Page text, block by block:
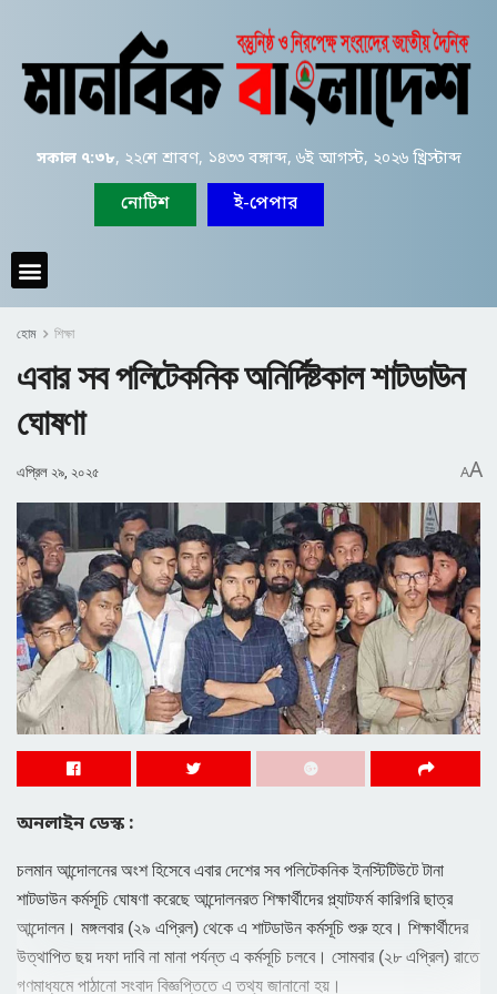
সকাল ৭:৩৮, ২২শে শ্রাবণ, ১৪৩৩ বঙ্গাব্দ, ৬ই আগস্ট, ২০২৬ খ্রিস্টাব্দ
নোটিশ ই-পেপার
হোম শিক্ষা
এবার সব পলিটেকনিক অনির্দিষ্টকাল শাটডাউন
ঘোষণা
এপ্রিল ২৯, ২০২৫ AA
অনলাইন ডেস্ক :
চলমান আন্দোলনের অংশ হিসেবে এবার দেশের সব পলিটেকনিক ইনস্টিটিউটে টানা
শাটডাউন কর্মসূচি ঘোষণা করেছে আন্দোলনরত শিক্ষার্থীদের প্ল্যাটফর্ম কারিগরি ছাত্র
আন্দোলন। মঙ্গলবার (২৯ এপ্রিল) থেকে এ শাটডাউন কর্মসূচি শুরু হবে। শিক্ষার্থীদের
উত্থাপিত ছয় দফা দাবি না মানা পর্যন্ত এ কর্মসূচি চলবে। সোমবার (২৮ এপ্রিল) রাতে
গণমাধ্যমে পাঠানো সংবাদ বিজ্ঞপ্তিতে এ তথ্য জানানো হয়।